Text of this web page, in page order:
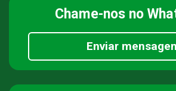
Chame-nos no
Enviar